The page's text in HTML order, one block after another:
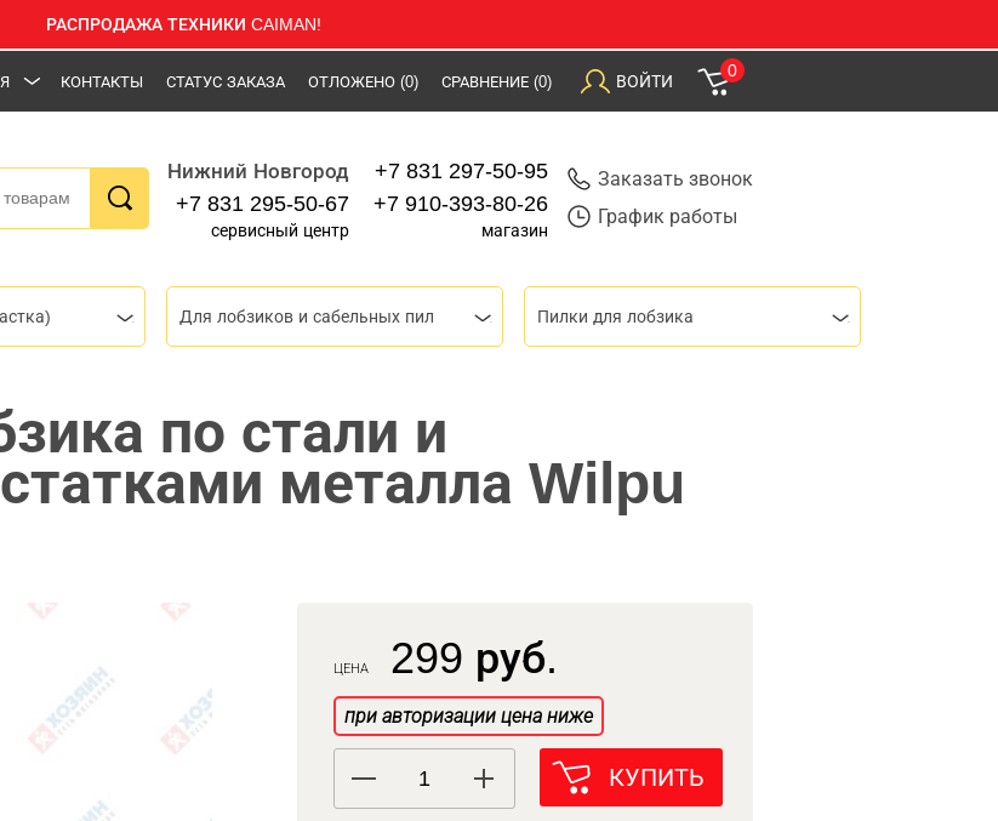
РАСПРОДАЖА ТЕХНИКИ CAIMAN!
КОНТАКТЫ СТАТУС ЗАКАЗА ОТЛОЖЕНО (0) СРАВНЕНИЕ (0) ВОЙТИ
0
Нижний Новгород
+7 831 295-50-67
сервисный центр
+7 831 297-50-95
+7 910-393-80-26
магазин
Заказать звонок
График работы
Для лобзиков и сабельных пил Пилки для лобзика
по стали и
металла Wilpu
ЦЕНА 299 руб.
при авторизации цена ниже
КУПИТЬ